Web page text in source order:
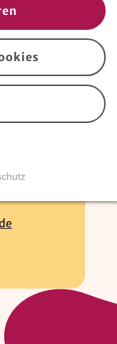
deaktiviert
zur